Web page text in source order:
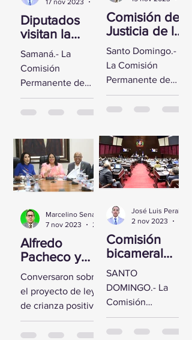
Diputados
visitan la
Fortaleza de
Santa
Bárbara de
Samaná
Samaná.- La
Comisión
Permanente de
Derechos
Humanos de la
Diputados visitó la
Fortaleza de Santa
Bárbara de
Samaná, a fin de...
Comisión de
Justicia de la
CD se reúne
con Yeni
Berenice
Reynoso
Santo Domingo.-
La Comisión
Permanente de
Justicia de la
Cámara de
un encuentro con
la Directora de
Persecución del...
Alfredo
Pacheco y
comisión de
diputados
reciben a la
Primera
Dama
Conversaron sobre
el proyecto de ley
de crianza positiva
SANTO
DOMINGO.- El
Marcelino Sena
7 nov 2023
Comisión
bicameral
inicia hoy el
estudio del
Presupuesto
General del
Estado 2024
SANTO
DOMINGO.- La
Comisión
Bicameral Especial
iniciará hoy los
José Luis Peralta
2 nov 2023